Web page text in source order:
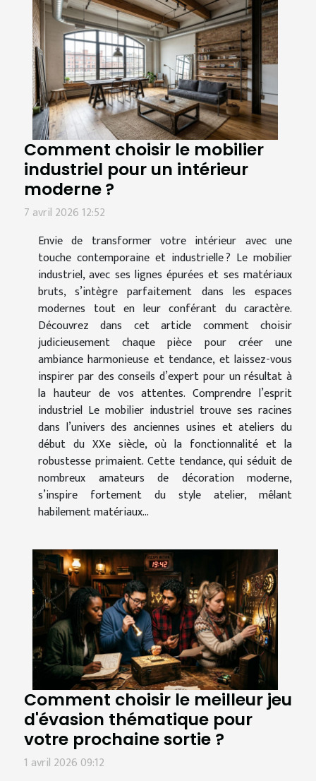
Comment choisir le mobilier
industriel pour un intérieur
moderne ?
7 avril 2026 12:52
Envie de transformer votre intérieur avec une
touche contemporaine et industrielle ? Le mobilier
industriel, avec ses lignes épurées et ses matériaux
bruts, s’intègre parfaitement dans les espaces
modernes tout en leur conférant du caractère.
Découvrez dans cet article comment choisir
judicieusement chaque pièce pour créer une
ambiance harmonieuse et tendance, et laissez-vous
inspirer par des conseils d’expert pour un résultat à
la hauteur de vos attentes. Comprendre l’esprit
industriel Le mobilier industriel trouve ses racines
dans l’univers des anciennes usines et ateliers du
début du XXe siècle, où la fonctionnalité et la
robustesse primaient. Cette tendance, qui séduit de
nombreux amateurs de décoration moderne,
s’inspire fortement du style atelier, mêlant
habilement matériaux...
Comment choisir le meilleur jeu
d'évasion thématique pour
votre prochaine sortie ?
1 avril 2026 09:12